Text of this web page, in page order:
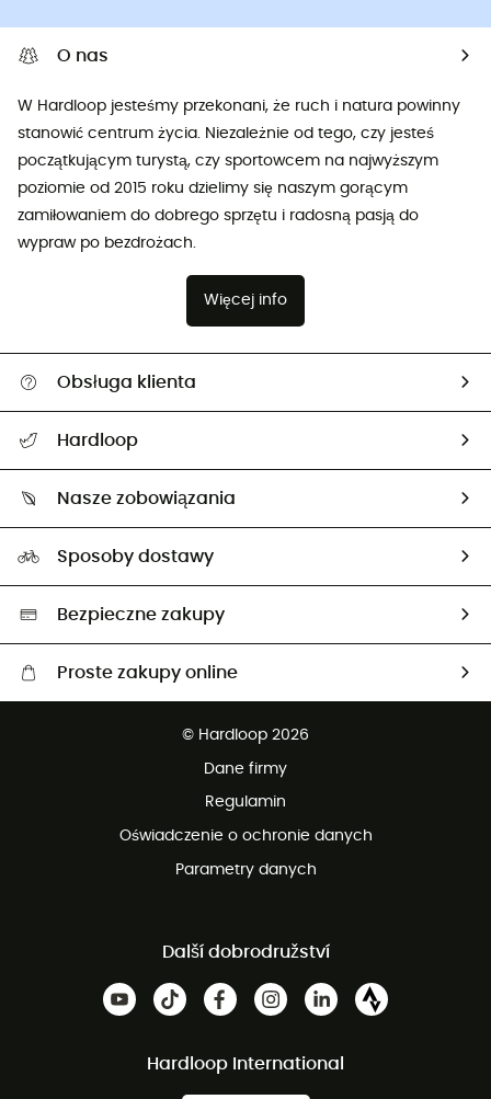
O nas
W Hardloop jesteśmy przekonani, że ruch i natura powinny
stanowić centrum życia. Niezależnie od tego, czy jesteś
początkującym turystą, czy sportowcem na najwyższym
poziomie od 2015 roku dzielimy się naszym gorącym
zamiłowaniem do dobrego sprzętu i radosną pasją do
wypraw po bezdrożach.
Więcej info
Obsługa klienta
Śledzenie przesyłki
Zwrot artykułów i zwrot środków
Hardloop
Nasze zobowiązania
Neutralność węglowa
Wybrane produkty eko
Sposoby dostawy
Bezpieczne zakupy
Proste zakupy online
© Hardloop 2026
Dane firmy
Regulamin
Oświadczenie o ochronie danych
Parametry danych
Další dobrodružství
Hardloop International